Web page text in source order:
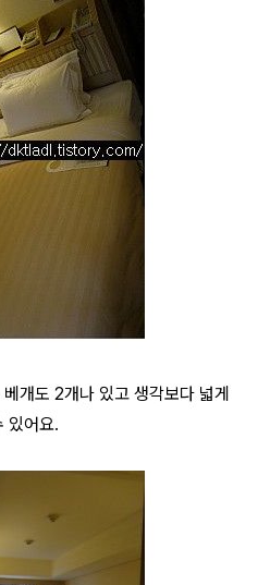
개도 2개나 있고 생각보다 넓게
있어요.